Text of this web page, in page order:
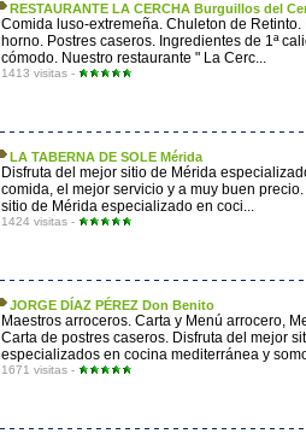
RESTAURANTE LA CERCHA Burguillos del
Comida luso-extremeña. Chuleton de
horno. Postres caseros. Ingredientes de 1ª
cómodo. Nuestro restaurante " La Cerc...
1413 visitas -
LA TABERNA DE SOLE Mérida
Disfruta del mejor sitio de Mérida
comida, el mejor servicio y a muy buen
sitio de Mérida especializado en coci...
1424 visitas -
JORGE DÍAZ PÉREZ Don Benito
Maestros arroceros. Carta y Menú arrocero,
Carta de postres caseros. Disfruta del mejor
especializados en cocina mediterránea y
1671 visitas -